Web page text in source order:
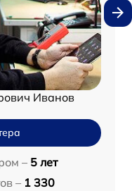
Иванов
– 5 лет
– 1 330